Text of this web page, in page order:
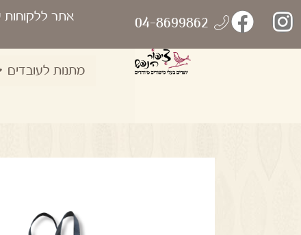
אתר ללקוחות 04-8699862
מתנות לעובדים